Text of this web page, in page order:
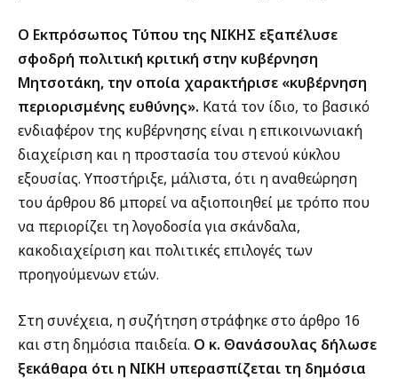
Ο Εκπρόσωπος Τύπου της ΝΙΚΗΣ εξαπέλυσε
σφοδρή πολιτική κριτική στην κυβέρνηση
Μητσοτάκη, την οποία χαρακτήρισε «κυβέρνηση
περιορισμένης ευθύνης». Κατά τον ίδιο, το βασικό
ενδιαφέρον της κυβέρνησης είναι η επικοινωνιακή
διαχείριση και η προστασία του στενού κύκλου
εξουσίας. Υποστήριξε, μάλιστα, ότι η αναθεώρηση
του άρθρου 86 μπορεί να αξιοποιηθεί με τρόπο που
να περιορίζει τη λογοδοσία για σκάνδαλα,
κακοδιαχείριση και πολιτικές επιλογές των
προηγούμενων ετών.
Στη συνέχεια, η συζήτηση στράφηκε στο άρθρο 16
και στη δημόσια παιδεία. Ο κ. Θανάσουλας δήλωσε
ξεκάθαρα ότι η ΝΙΚΗ υπερασπίζεται τη δημόσια